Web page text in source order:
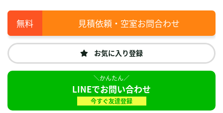
見積依頼・空室お問合わせ
お気に入り登録
LINEでお問い合わせ
今すぐ友達登録